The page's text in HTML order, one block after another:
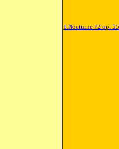
1.Nocturne #2 op. 55